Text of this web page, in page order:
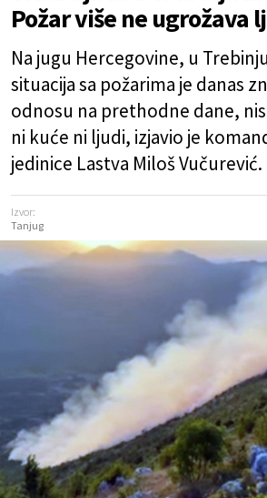
Požar više ne ugrožava
Na jugu Hercegovine, u
situacija sa požarima je danas
odnosu na prethodne dane,
ni kuće ni ljudi, izjavio je
jedinice Lastva Miloš Vučurević.
Izvor:
Tanjug